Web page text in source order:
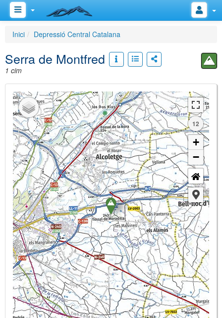
Inici Depressió Central Catalana
Serra de Montfred
1 cim
12
+
−